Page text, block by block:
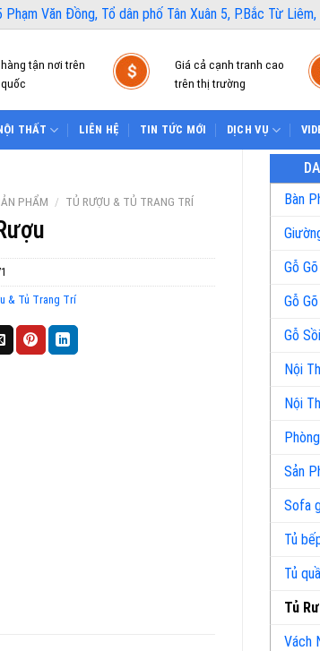
Văn Đồng, Tổ dân phố Tân Xuân 5, P.Bắc Từ
tận nơi trên
Giá cả cạnh tranh cao
trên thị trường
THẤT LIÊN HỆ TIN TỨC MỚI DỊCH VỤ
Bàn
Gỗ
Gỗ
Gỗ
Nội
Nội
Sản
Sofa
Tủ
Tủ
Tủ
Vách
PHẨM / TỦ RƯỢU & TỦ TRANG TRÍ
& Tủ Trang Trí